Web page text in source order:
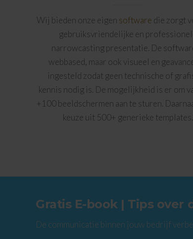
Wij bieden onze eigen software die zorgt
gebruiksvriendelijke en
narrowcasting presentatie. De
webbased, maar ook visueel en
ingesteld zodat geen technische of
kennis nodig is. De mogelijkheid is er om
+100 beeldschermen aan te sturen.
keuze uit 500+ generieke templates.
Gratis E-book | Tips over
De communicatie binnen jouw bedrijf